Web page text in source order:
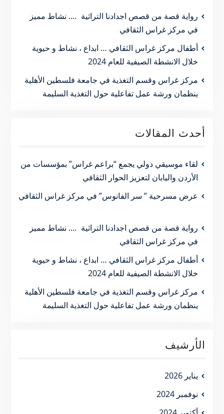
رواية قصة من قصص اجدادنا التراثية …. نشاط مميز
في مركز غراس الثقافي
أطفال مركز غراس الثقافي … ابداع ، نشاط و حيوية
خلال الانشطة الصيفية للعام 2024
مركز غراس وقسم التغذية في جامعة فلسطين الأهلية
ينظمان ورشة عمل تفاعلية حول التغذية السليمة
أحدث المقالات
لقاء موسيقي دولي يجمع “براعم غراس” بمؤسسات من
الأردن واليابان لتعزيز الحوار الثقافي
عرض مسرحية ” سر الفانوس” في مركز غراس الثقافي
رواية قصة من قصص اجدادنا التراثية …. نشاط مميز
في مركز غراس الثقافي
أطفال مركز غراس الثقافي … ابداع ، نشاط و حيوية
خلال الانشطة الصيفية للعام 2024
مركز غراس وقسم التغذية في جامعة فلسطين الأهلية
ينظمان ورشة عمل تفاعلية حول التغذية السليمة
الأرشيف
يناير 2026
نوفمبر 2024